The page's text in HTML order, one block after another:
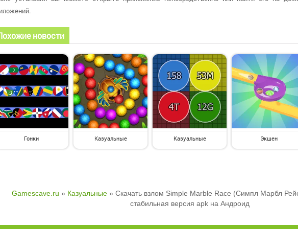
новости
Гонки Казуальные Казуальные Экшен
Gamescave.ru » Казуальные» Скачать взлом Simple Marble Race (Симпл Марбл
стабильная версия apk на Андроид